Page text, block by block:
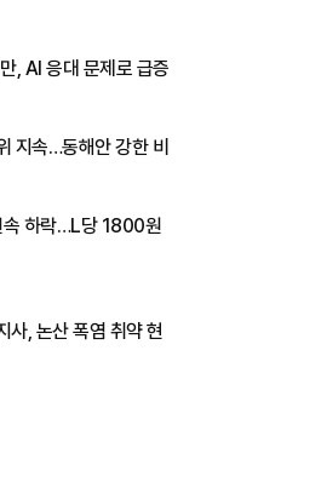
, AI 응대 문제로 급증
지속…동해안 강한 비
속 하락…L당 1800원
사, 논산 폭염 취약 현